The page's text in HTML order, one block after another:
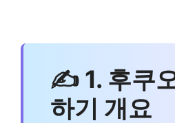
✍ 1. 후쿠
하기 개요